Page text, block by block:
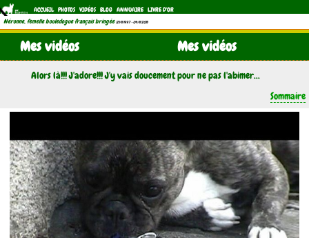
ACCUEIL PHOTOS VIDÉOS BLOG ANNUAIRE LIVRE D'OR
Néronne, femelle bouledogue français bringée (21/11/1997 - 04/11/2011)
Mes vidéos Mes vidéos
Alors là!!! J'adore!!! J'y vais doucement pour ne pas l'abimer...
Sommaire